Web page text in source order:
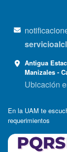
Antigua
Manizales -
Ubicación
En la UAM te
requerimientos